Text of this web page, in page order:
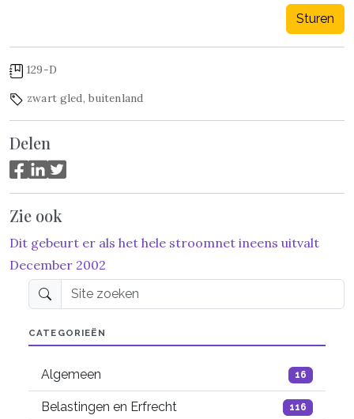
Sturen
129-D
zwart gled, buitenland
Delen
Zie ook
Dit gebeurt er als het hele stroomnet ineens uitvalt
December 2002
CATEGORIEËN
Algemeen 16
Belastingen en Erfrecht 116